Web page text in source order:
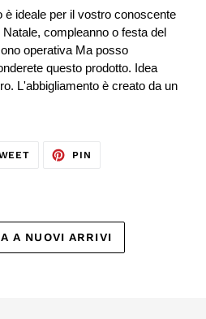
è ideale per il vostro conoscente
compleanno o festa del
operativa Ma posso
questo prodotto. Idea
L'abbigliamento è creato da un
TWITTA PIN
A NUOVI ARRIVI